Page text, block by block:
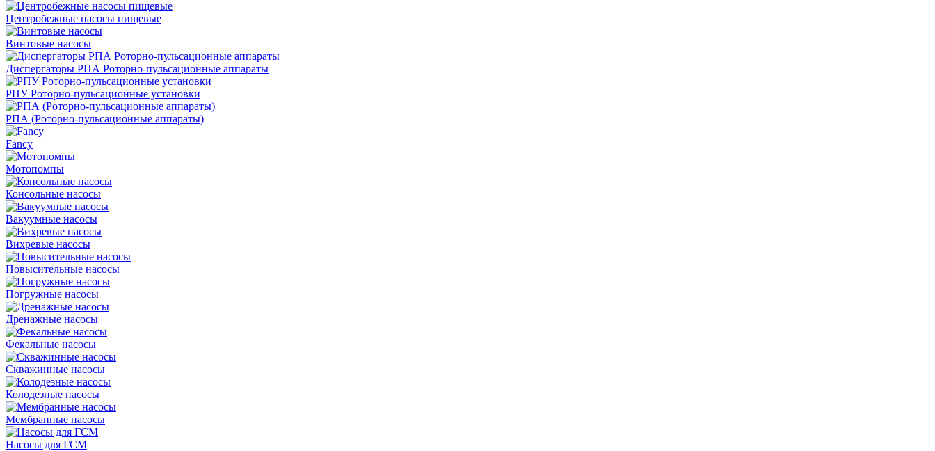
Центробежные насосы пищевые
Винтовые насосы
Диспергаторы РПА Роторно-пульсационные аппараты
РПУ Роторно-пульсационные установки
РПА (Роторно-пульсационные аппараты)
Fancy
Мотопомпы
Консольные насосы
Вакуумные насосы
Вихревые насосы
Повысительные насосы
Погружные насосы
Дренажные насосы
Фекальные насосы
Скважинные насосы
Колодезные насосы
Мембранные насосы
Насосы для ГСМ